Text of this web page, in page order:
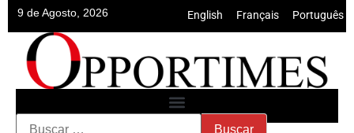
9 de Agosto, 2026 English Français Português